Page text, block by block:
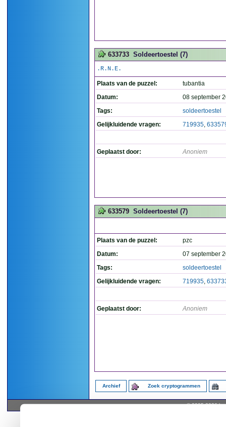
633733 Soldeertoestel (7)
.R.N.E.
Plaats van de puzzel:
tubantia
Datum:
08 september
Tags:
soldeertoestel
Gelijkluidende vragen:
719935,
Geplaatst door: Anoniem
633579 Soldeertoestel (7)
Plaats van de puzzel:
pzc
Datum:
07 september
Tags:
soldeertoestel
Gelijkluidende vragen:
719935,
Geplaatst door: Anoniem
Archief Zoek cryptogrammen
© 2005-2026 by